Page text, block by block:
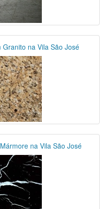
na Vila São José
na Vila São José